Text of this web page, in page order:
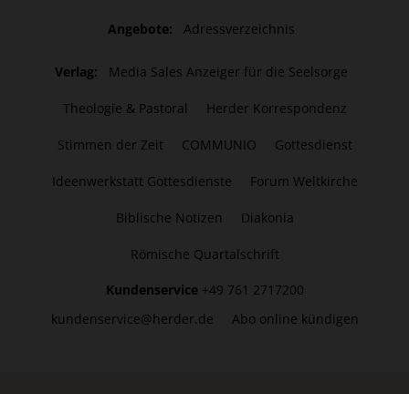
Angebote: Adressverzeichnis
Verlag: Media Sales Anzeiger für die Seelsorge
Theologie & Pastoral Herder Korrespondenz
Stimmen der Zeit COMMUNIO Gottesdienst
Ideenwerkstatt Gottesdienste Forum Weltkirche
Biblische Notizen Diakonia
Römische Quartalschrift
Kundenservice +49 761 2717200
kundenservice@herder.de
Abo online kündigen